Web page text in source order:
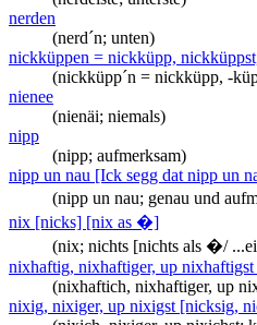
nerden
(nerd´n; unten)
nickküppen = nickküpp,
(nickküpp´n = nickküpp, -
nienee
(nienäi; niemals)
nipp
(nipp; aufmerksam)
nipp un nau [Ick segg dat nipp un
(nipp un nau; genau und
nix [nicks] [nix as �]
(nix; nichts [nichts als �/
nixhaftig, nixhaftiger, up
(nixhaftich, nixhaftiger, up
nixig, nixiger, up nixigst [nicksig,